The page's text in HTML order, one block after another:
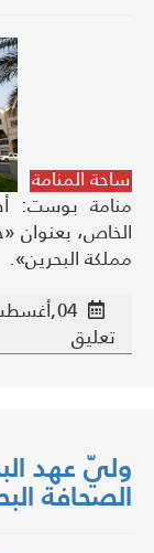
ساحة المنامة
منامة بوست:
الخاص، بعنوان
مملكة البحرين».
04,أغسطس,2022 |
تعليق
وليّ عهد
الصحافة